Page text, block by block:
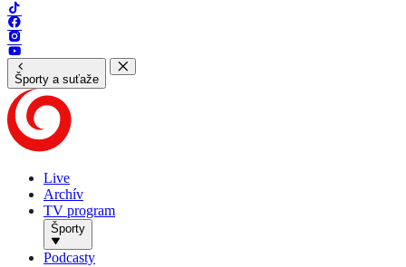
Športy a suťaže
Live
Archív
TV program
Športy
Podcasty